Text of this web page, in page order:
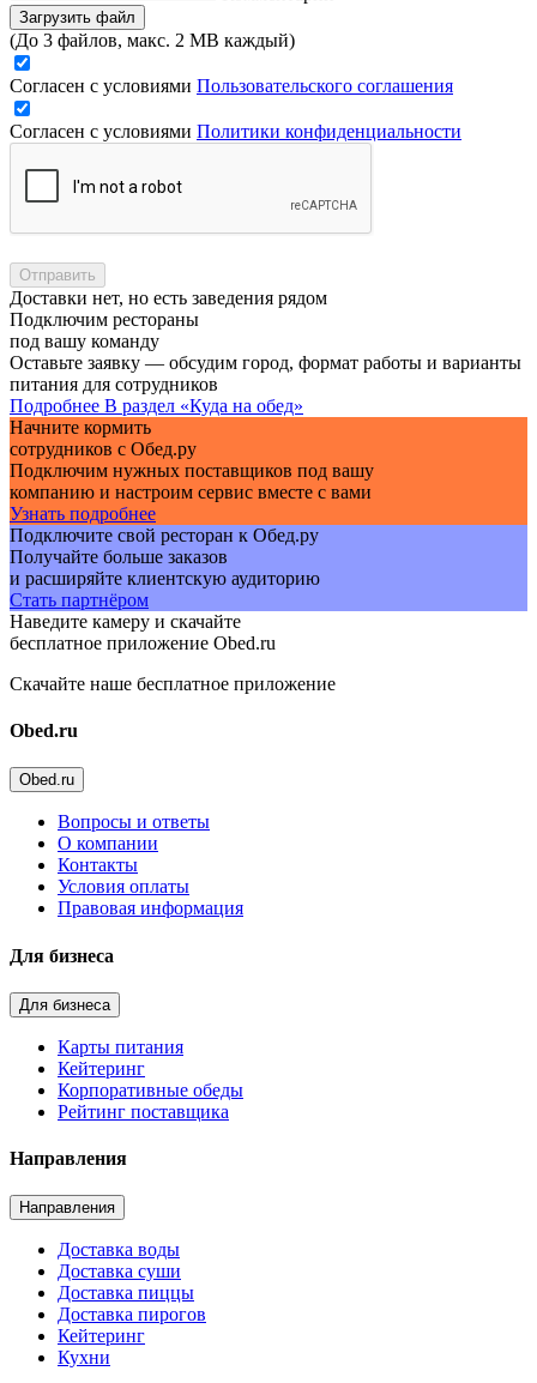
Загрузить файл
(До 3 файлов, макс. 2 MB каждый)
Согласен с условиями Пользовательского соглашения
Согласен с условиями Политики конфиденциальности
Отправить
Доставки нет, но есть заведения рядом
Подключим рестораны
под вашу команду
Оставьте заявку — обсудим город, формат работы и варианты
питания для сотрудников
Подробнее В раздел «Куда на обед»
Начните кормить
сотрудников с Обед.ру
Подключим нужных поставщиков под вашу
компанию и настроим сервис вместе с вами
Узнать подробнее
Подключите свой ресторан к Обед.ру
Получайте больше заказов
и расширяйте клиентскую аудиторию
Стать партнёром
Наведите камеру и скачайте
бесплатное приложение Obed.ru
Скачайте наше бесплатное приложение
Obed.ru
Obed.ru
Вопросы и ответы
О компании
Контакты
Условия оплаты
Правовая информация
Для бизнеса
Для бизнеса
Карты питания
Кейтеринг
Корпоративные обеды
Рейтинг поставщика
Направления
Направления
Доставка воды
Доставка суши
Доставка пиццы
Доставка пирогов
Кейтеринг
Кухни